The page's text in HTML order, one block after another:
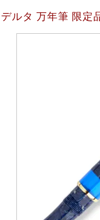
デルタ 万年筆 限定